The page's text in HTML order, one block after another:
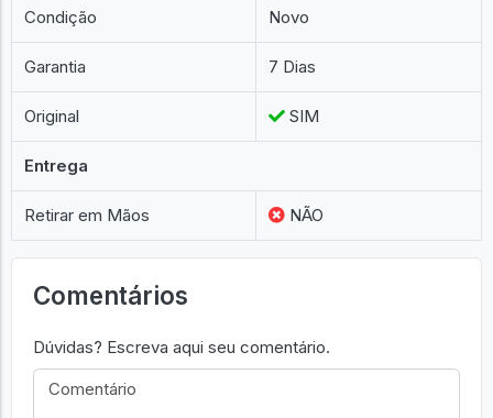
Condição Novo
Garantia 7 Dias
Original SIM
Entrega
Retirar em Mãos NÃO
Comentários
Dúvidas? Escreva aqui seu comentário.